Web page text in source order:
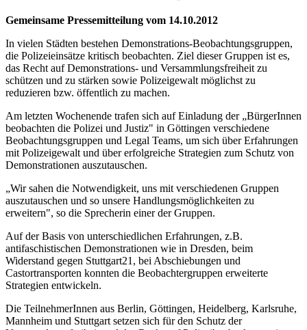
Gemeinsame Pressemitteilung vom 14.10.2012
In vielen Städten bestehen Demonstrations-Beobachtungsgruppen,
die Polizeieinsätze kritisch beobachten. Ziel dieser Gruppen ist es,
das Recht auf Demonstrations- und Versammlungsfreiheit zu
schützen und zu stärken sowie Polizeigewalt möglichst zu
reduzieren bzw. öffentlich zu machen.
Am letzten Wochenende trafen sich auf Einladung der „BürgerInnen
beobachten die Polizei und Justiz" in Göttingen verschiedene
Beobachtungsgruppen und Legal Teams, um sich über Erfahrungen
mit Polizeigewalt und über erfolgreiche Strategien zum Schutz von
Demonstrationen auszutauschen.
„Wir sahen die Notwendigkeit, uns mit verschiedenen Gruppen
auszutauschen und so unsere Handlungsmöglichkeiten zu
erweitern", so die Sprecherin einer der Gruppen.
Auf der Basis von unterschiedlichen Erfahrungen, z.B.
antifaschistischen Demonstrationen wie in Dresden, beim
Widerstand gegen Stuttgart21, bei Abschiebungen und
Castortransporten konnten die Beobachtergruppen erweiterte
Strategien entwickeln.
Die TeilnehmerInnen aus Berlin, Göttingen, Heidelberg, Karlsruhe,
Mannheim und Stuttgart setzen sich für den Schutz der